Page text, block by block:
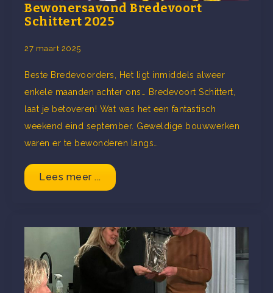
Bewonersavond Bredevoort
Schittert 2025
27 maart 2025
Beste Bredevoorders, Het ligt inmiddels alweer
enkele maanden achter ons… Bredevoort Schittert,
laat je betoveren! Wat was het een fantastisch
weekend eind september. Geweldige bouwwerken
waren er te bewonderen langs…
Lees meer ...